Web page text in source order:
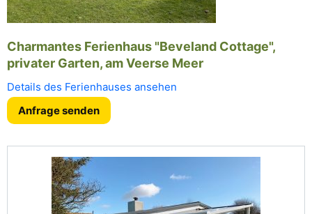
Charmantes Ferienhaus "Beveland Cottage",
privater Garten, am Veerse Meer
Details des Ferienhauses ansehen
Anfrage senden